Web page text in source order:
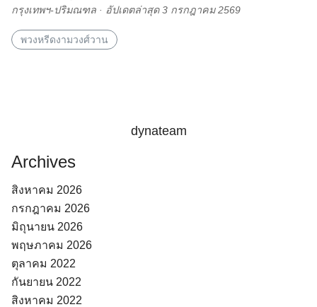
กรุงเทพฯ-ปริมณฑล · อัปเดตล่าสุด 3 กรกฎาคม 2569
พวงหรีดงามวงศ์วาน
dynateam
Archives
สิงหาคม 2026
กรกฎาคม 2026
มิถุนายน 2026
พฤษภาคม 2026
ตุลาคม 2022
กันยายน 2022
สิงหาคม 2022